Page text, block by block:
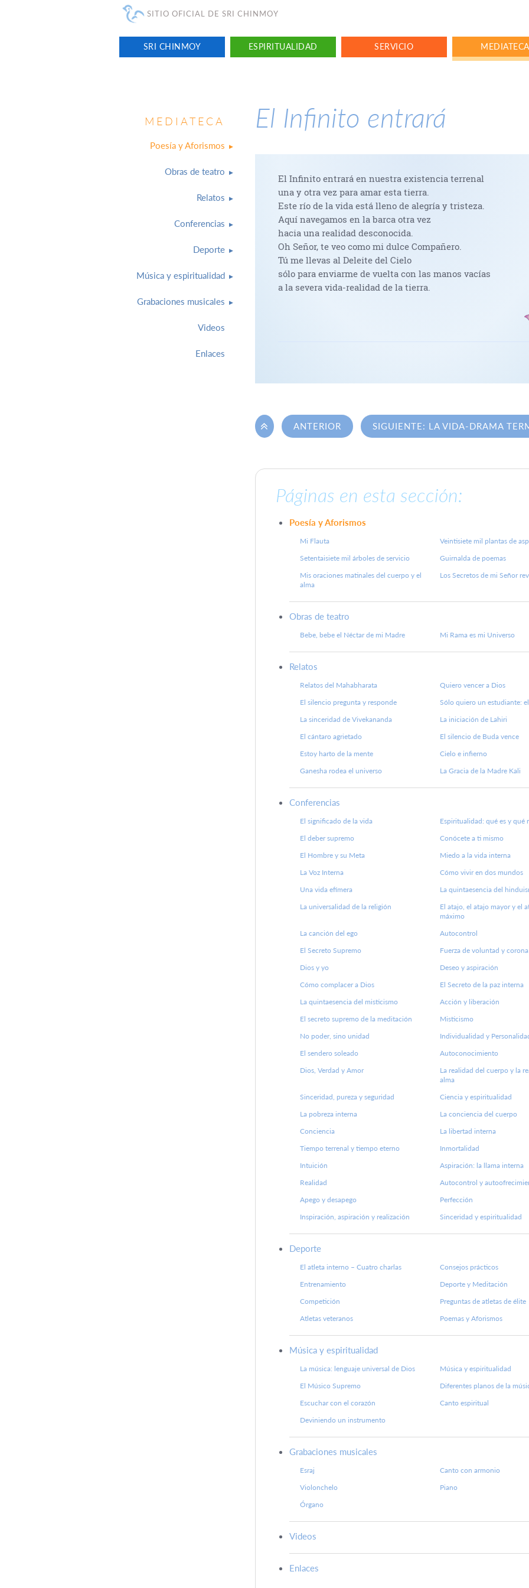
SITIO OFICIAL DE SRI CHINMOY
SRI CHINMOY ESPIRITUALIDAD SERVICIO MEDIATECA
MEDIATECA
Poesía y Aforismos
Obras de teatro
Relatos
Conferencias
Deporte
Música y espiritualidad
Grabaciones musicales
Videos
Enlaces
El Infinito entrará
El Infinito entrará en nuestra existencia terrenal
una y otra vez para amar esta tierra.
Este río de la vida está lleno de alegría y tristeza.
Aquí navegamos en la barca otra vez
hacia una realidad desconocida.
Oh Señor, te veo como mi dulce Compañero.
Tú me llevas al Deleite del Cielo
sólo para enviarme de vuelta con las manos vacías
a la severa vida-realidad de la tierra.
 ANTERIOR SIGUIENTE: LA VIDA-DRAMA
Páginas en esta sección:
Poesía y Aforismos
Mi Flauta
Veintisiete mil plantas de
Setentaisiete mil árboles de servicio
Guirnalda de poemas
Mis oraciones matinales del cuerpo y el
alma
Los Secretos de mi Señor
Obras de teatro
Bebe, bebe el Néctar de mi Madre Mi Rama es mi Universo
Relatos
Relatos del Mahabharata
Quiero vencer a Dios
El silencio pregunta y responde
Sólo quiero un estudiante:
La sinceridad de Vivekananda
La iniciación de Lahiri
El cántaro agrietado
El silencio de Buda vence
Estoy harto de la mente
Cielo e infierno
Ganesha rodea el universo
La Gracia de la Madre Kali
Conferencias
El significado de la vida
Espiritualidad: qué es y qué
El deber supremo
Conócete a ti mismo
El Hombre y su Meta
Miedo a la vida interna
La Voz Interna
Cómo vivir en dos mundos
Una vida efímera
La quintaesencia del
La universalidad de la religión
El atajo, el atajo mayor y el
máximo
La canción del ego
Autocontrol
El Secreto Supremo
Fuerza de voluntad y
Dios y yo
Deseo y aspiración
Cómo complacer a Dios
El Secreto de la paz interna
La quintaesencia del misticismo
Acción y liberación
El secreto supremo de la meditación
Misticismo
No poder, sino unidad
Individualidad y
El sendero soleado
Autoconocimiento
Dios, Verdad y Amor
La realidad del cuerpo y la
alma
Sinceridad, pureza y seguridad
Ciencia y espiritualidad
La pobreza interna
La conciencia del cuerpo
Conciencia
La libertad interna
Tiempo terrenal y tiempo eterno
Inmortalidad
Intuición
Aspiración: la llama interna
Realidad
Autocontrol y
Apego y desapego
Perfección
Inspiración, aspiración y realización
Sinceridad y espiritualidad
Deporte
El atleta interno – Cuatro charlas
Consejos prácticos
Entrenamiento
Deporte y Meditación
Competición
Preguntas de atletas de élite
Atletas veteranos
Poemas y Aforismos
Música y espiritualidad
La música: lenguaje universal de Dios
Música y espiritualidad
El Músico Supremo
Diferentes planos de la
Escuchar con el corazón
Canto espiritual
Deviniendo un instrumento
Grabaciones musicales
Esraj
Canto con armonio
Violonchelo
Piano
Órgano
Videos
Enlaces